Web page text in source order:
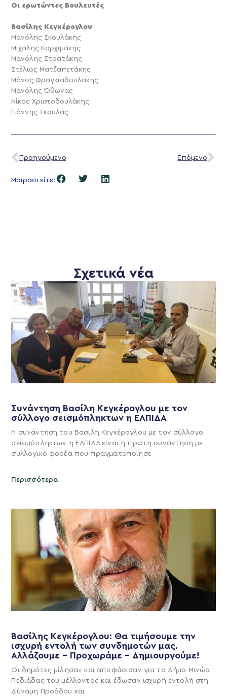
Οι ερωτώντες Βουλευτές
Βασίλης Κεγκέρογλου
Μανόλης Σκουλάκης
Μιχάλης Καρχιμάκης
Μανόλης Στρατάκης
Στέλιος Ματζαπετάκης
Μάνος Φραγκιαδουλάκης
Μανόλης Όθωνας
Νίκος Χριστοδουλάκης
Γιάννης Σκουλάς
Προηγούμενο Επόμενο
Μοιραστείτε:
Σχετικά νέα
Συνάντηση Βασίλη Κεγκέρογλου με τον
σύλλογο σεισμόπληκτων η ΕΛΠΙΔΑ
Η συνάντηση του Βασίλη Κεγκέρογλου με τον σύλλογο
σεισμόπληκτων η ΕΛΠΙΔΑ είναι η πρώτη συνάντηση με
συλλογικό φορέα που πραγματοποίησε
Περισσότερα
Βασίλης Κεγκέρογλου: Θα τιμήσουμε την
ισχυρή εντολή των συνδημοτών μας.
Αλλάζουμε – Προχωράμε – Δημιουργούμε!
Οι δημότες μίλησαν και αποφάσισαν για το Δήμο Μινώα
Πεδιάδας του μέλλοντος και έδωσαν ισχυρή εντολή στη
Δύναμη Προόδου και